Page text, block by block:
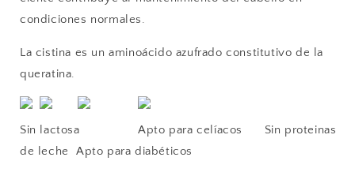
condiciones normales.
La cistina es un aminoácido azufrado constitutivo de la
queratina.
Sin lactosa Apto para celíacos Sin proteinas
de leche Apto para diabéticos